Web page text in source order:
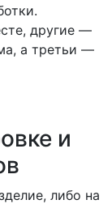
другие —
а третьи —
и
либо на